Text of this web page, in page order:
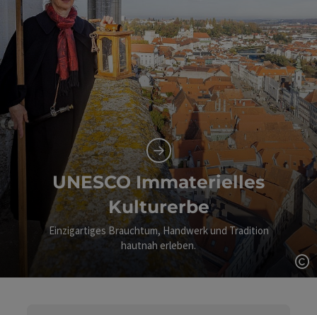
UNESCO Immaterielles
Kulturerbe
Einzigartiges Brauchtum, Handwerk und Tradition
hautnah erleben.